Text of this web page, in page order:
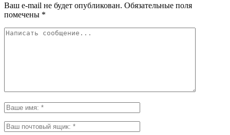
Ваш e-mail не будет опубликован. Обязательные поля
помечены *